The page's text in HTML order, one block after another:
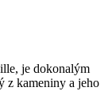
je dokonalým
z kameniny a jeho